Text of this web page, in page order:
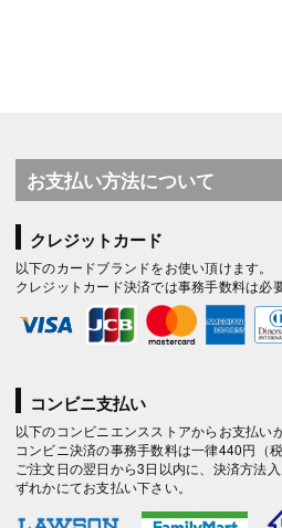
お支払い方法について
クレジットカード
以下のカードブランドをお使い頂けます。
クレジットカード決済では事務手数料は必
コンビニ支払い
以下のコンビニエンスストアからお支払い
コンビニ決済の事務手数料は一律440円（税
ご注文日の翌日から3日以内に、決済方法
ずれかにてお支払い下さい。